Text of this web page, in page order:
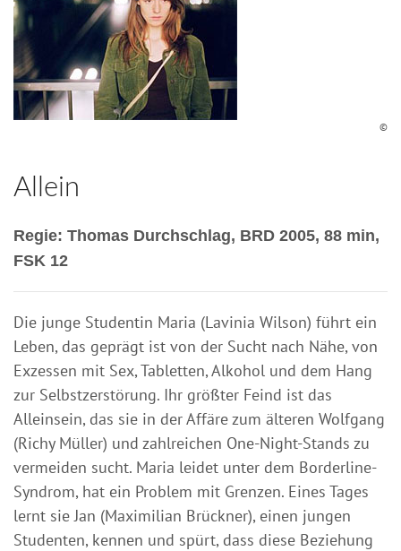
©
Allein
Regie: Thomas Durchschlag, BRD 2005, 88 min,
FSK 12
Die junge Studentin Maria (Lavinia Wilson) führt ein
Leben, das geprägt ist von der Sucht nach Nähe, von
Exzessen mit Sex, Tabletten, Alkohol und dem Hang
zur Selbstzerstörung. Ihr größter Feind ist das
Alleinsein, das sie in der Affäre zum älteren Wolfgang
(Richy Müller) und zahlreichen One-Night-Stands zu
vermeiden sucht. Maria leidet unter dem Borderline-
Syndrom, hat ein Problem mit Grenzen. Eines Tages
lernt sie Jan (Maximilian Brückner), einen jungen
Studenten, kennen und spürt, dass diese Beziehung